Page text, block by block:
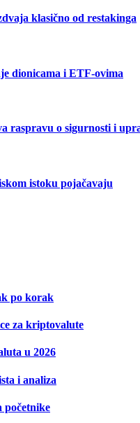
klasično od restakinga
dionicama i ETF-ovima
raspravu o sigurnosti i
istoku pojačavaju
po korak
za kriptovalute
u 2026
i analiza